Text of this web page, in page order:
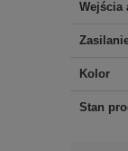
Wejścia
Kolor
Stan